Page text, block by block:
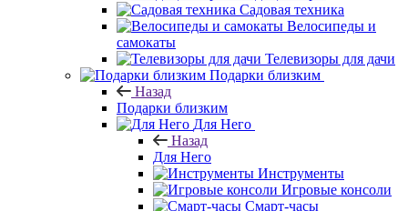
Садовая техника
Велосипеды и
самокаты
Телевизоры для дачи
Подарки близким
Назад
Подарки близким
Для Него
Назад
Для Него
Инструменты
Игровые консоли
Смарт-часы